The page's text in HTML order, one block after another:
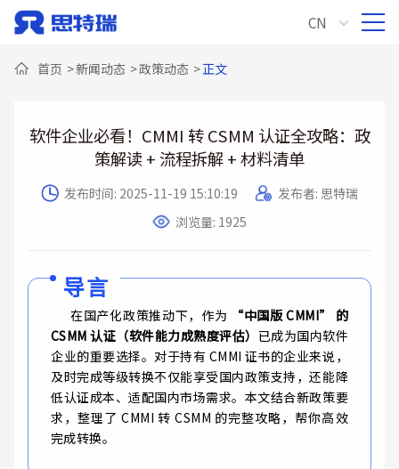
CN
首页 >新闻动态 >政策动态 >正文
软件企业必看！CMMI 转 CSMM 认证全攻略：政
策解读 + 流程拆解 + 材料清单
发布时间: 2025-11-19 15:10:19
发布者: 思特瑞
浏览量: 1925
导言
在国产化政策推动下，作为
“中国版 CMMI” 的
CSMM 认证（软件能力成熟度评估） 已成为国内软件
企业的重要选择。对于持有 CMMI 证书的企业来说，
及时完成等级转换不仅能享受国内政策支持，还能降
低认证成本、适配国内市场需求。本文结合新政策要
求，整理了 CMMI 转 CSMM 的完整攻略，帮你高效
完成转换。